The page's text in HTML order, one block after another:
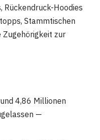
Rückendruck-Hoodies
Stammtischen
zur
4,86 Millionen
—